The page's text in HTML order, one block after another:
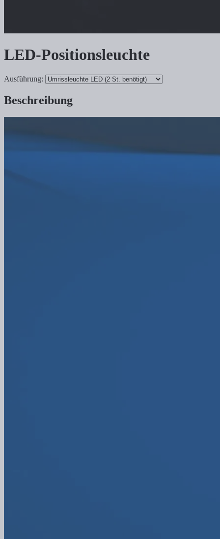
LED-Positionsleuchte
Ausführung:
Beschreibung